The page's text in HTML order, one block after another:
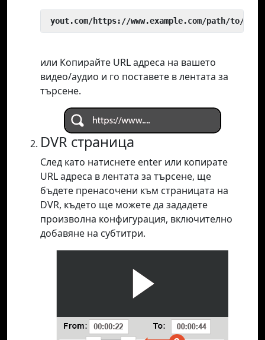
yout.com/https://www.example.com/path/to/
или Копирайте URL адреса на вашето
видео/аудио и го поставете в лентата за
търсене.
DVR страница
След като натиснете enter или копирате
URL адреса в лентата за търсене, ще
бъдете пренасочени към страницата на
DVR, където ще можете да зададете
произволна конфигурация, включително
добавяне на субтитри.